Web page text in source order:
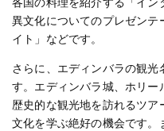
異文化についてのプレゼン
イト」などです。
さらに、エディンバラの観光
す。エディンバラ城、ホリ
歴史的な観光地を訪れるツア
文化を学ぶ絶好の機会です